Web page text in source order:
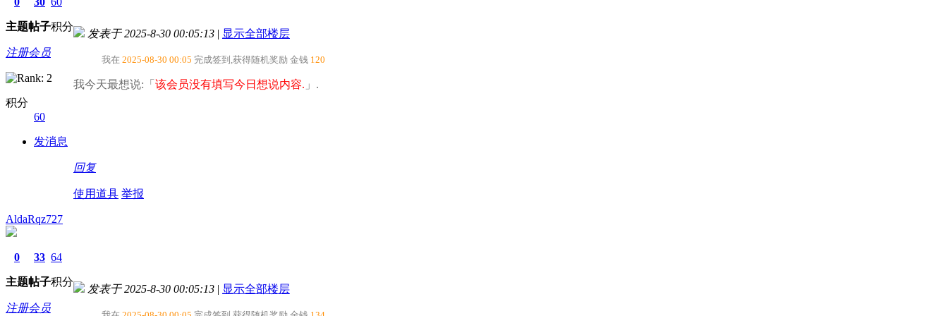
主题帖子积分
注册会员
积分
60
发消息
发表于 2025-8-30 00:05:13 | 显示全部楼层
我在 2025-08-30 00:05 完成签到,获得随机奖励 金钱 120
我今天最想说:「 该会员没有填写今日想说内容. 」.
回复
使用道具 举报
AldaRqz727
0
主题
33
帖子
64
积分
注册会员
发表于 2025-8-30 00:05:13 | 显示全部楼层